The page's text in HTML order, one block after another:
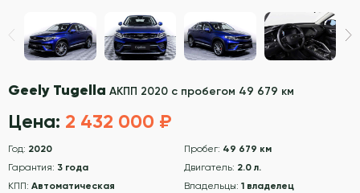
Geely Tugella АКПП 2020 с пробегом 49 679 км
Цена: 2 432 000 ₽
Год: 2020 Пробег: 49 679 км
Гарантия: 3 года Двигатель: 2.0 л.
КПП: Автоматическая Владельцы: 1 владелец